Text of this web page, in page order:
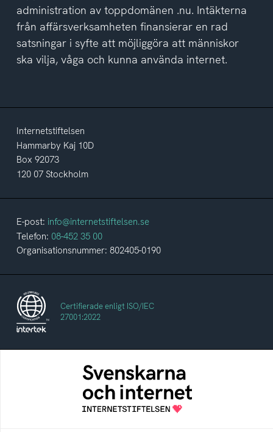
administration av toppdomänen .nu. Intäkterna
från affärsverksamheten finansierar en rad
satsningar i syfte att möjliggöra att människor
ska vilja, våga och kunna använda internet.
Internetstiftelsen
Hammarby Kaj 10D
Box 92073
120 07 Stockholm
E-post: info@internetstiftelsen.se
Telefon: 08-452 35 00
Organisationsnummer: 802405-0190
Certifierade enligt ISO/IEC
27001:2022
Svenskarna och internet
En årlig studie av svenska folkets
internetvanor